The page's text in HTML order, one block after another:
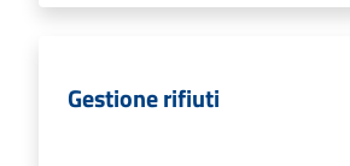
Gestione rifiuti